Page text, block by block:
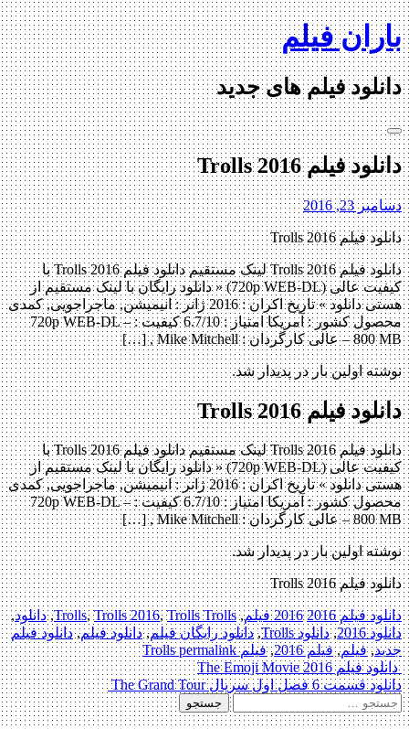
Skip
to
content
باران فیلم
دانلود فیلم های جدید
دانلود فیلم Trolls 2016
دسامبر 23, 2016
دانلود فیلم Trolls 2016
دانلود فیلم Trolls 2016 لینک مستقیم دانلود فیلم Trolls 2016 با
کیفیت عالی (720p WEB-DL) « دانلود رایگان با لینک مستقیم از
هستی دانلود » تاریخ اکران : 2016 ژانر : انیمیشن, ماجراجویی, کمدی
محصول کشور : آمریکا امتیاز : 6.7/10 کیفیت : 720p WEB-DL –
800 MB – عالی کارگردان : Mike Mitchell , […]
نوشته اولین بار در پدیدار شد.
دانلود فیلم Trolls 2016
دانلود فیلم Trolls 2016 لینک مستقیم دانلود فیلم Trolls 2016 با
کیفیت عالی (720p WEB-DL) « دانلود رایگان با لینک مستقیم از
هستی دانلود » تاریخ اکران : 2016 ژانر : انیمیشن, ماجراجویی, کمدی
محصول کشور : آمریکا امتیاز : 6.7/10 کیفیت : 720p WEB-DL –
800 MB – عالی کارگردان : Mike Mitchell , […]
نوشته اولین بار در پدیدار شد.
دانلود فیلم Trolls 2016
دانلود فیلم 2016 2016 فیلم ,
Trolls,Trolls 2016,Trolls Trolls
,دانلود,
دانلود 2016
,دانلود Trolls , دانلود رایگان فیلم,دانلود فیلم,دانلود فیلم
جدید,فیلم,فیلم 2016 ,فیلم Trollspermalink
Post
navigation
دانلود فیلم The Emoji Movie 2016
دانلود قسمت 6 فصل اول سریال The Grand Tour
جستجو
برای: